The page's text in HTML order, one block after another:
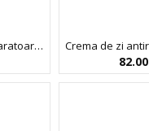
Crema de noapte reparatoare, antirid & fermitate, Probiotics, Bio Balance, 50 ml
82.00